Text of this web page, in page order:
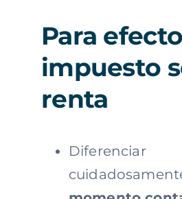
Para
impuesto
renta
Diferenciar